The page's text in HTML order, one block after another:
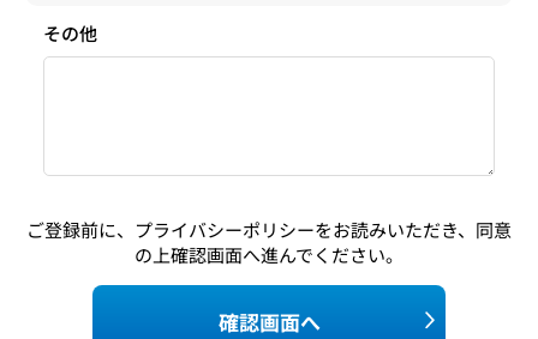
その他
ご登録前に、 プライバシーポリシーをお読みいただき、同意
の上確認画面へ進んでください。
確認画面へ